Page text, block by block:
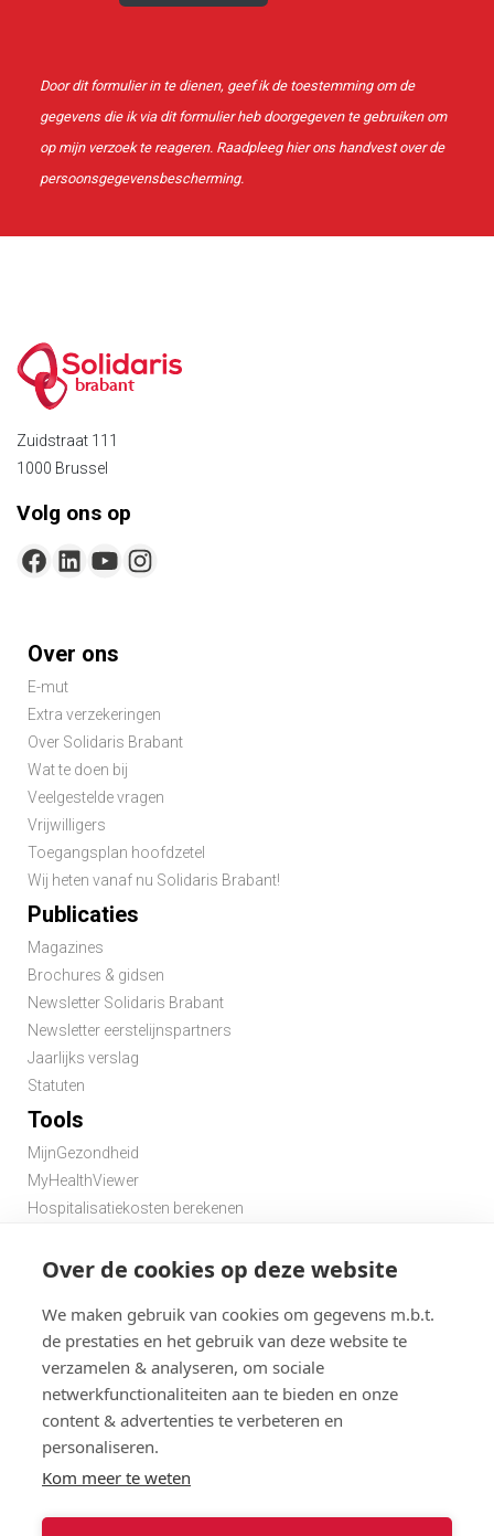
Over de cookies op deze website
We maken gebruik van cookies om gegevens m.b.t.
de prestaties en het gebruik van deze website te
verzamelen & analyseren, om sociale
netwerkfunctionaliteiten aan te bieden en onze
content & advertenties te verbeteren en
personaliseren.
Kom meer te weten
Door dit formulier in te dienen, geef ik de toestemming om de
gegevens die ik via dit formulier heb doorgegeven te gebruiken om
op mijn verzoek te reageren. Raadpleeg hierons handvest over de
persoonsgegevensbescherming.
brabant
Zuidstraat 111
1000 Brussel
Volg ons op
Footer-
menu
Over ons
E-mut
Extra verzekeringen
Over Solidaris Brabant
Wat te doen bij
Veelgestelde vragen
Vrijwilligers
Toegangsplan hoofdzetel
Wij heten vanaf nu Solidaris Brabant!
Publicaties
Magazines
Brochures & gidsen
Newsletter Solidaris Brabant
Newsletter eerstelijnspartners
Jaarlijks verslag
Statuten
Tools
MijnGezondheid
MyHealthViewer
Hospitalisatiekosten berekenen
Zoek een apotheek in de buurt
@ 2026
Disclaimer
Menu